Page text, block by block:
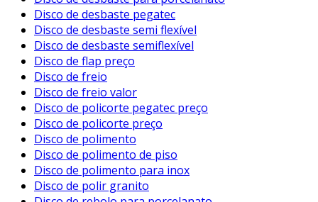
Disco de desbaste pegatec
Disco de desbaste semi flexível
Disco de desbaste semiflexível
Disco de flap preço
Disco de freio
Disco de freio valor
Disco de policorte pegatec preço
Disco de policorte preço
Disco de polimento
Disco de polimento de piso
Disco de polimento para inox
Disco de polir granito